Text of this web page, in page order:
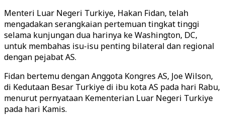
Menteri Luar Negeri Turkiye, Hakan Fidan, telah
mengadakan serangkaian pertemuan tingkat tinggi
selama kunjungan dua harinya ke Washington, DC,
untuk membahas isu-isu penting bilateral dan regional
dengan pejabat AS.
Fidan bertemu dengan Anggota Kongres AS, Joe Wilson,
di Kedutaan Besar Turkiye di ibu kota AS pada hari Rabu,
menurut pernyataan Kementerian Luar Negeri Turkiye
pada hari Kamis.